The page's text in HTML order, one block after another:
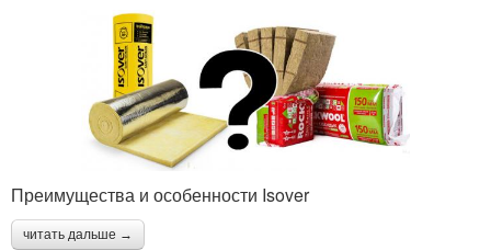
Преимущества и особенности Isover
читать дальше →